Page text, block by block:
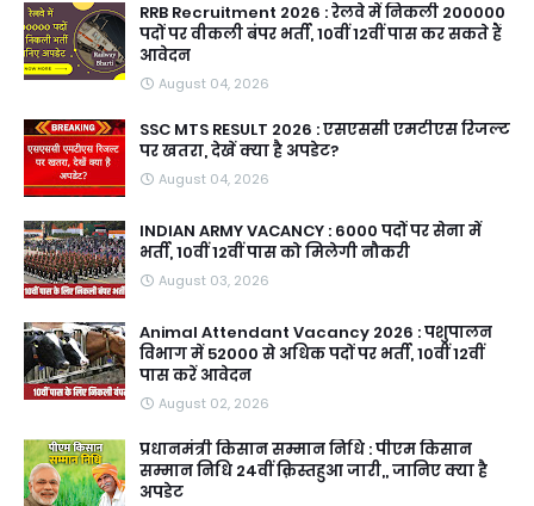
RRB Recruitment 2026 : रेलवे में निकली 200000
पदों पर वीकली बंपर भर्ती, 10वीं 12वीं पास कर सकते हैं
आवेदन
August 04, 2026
SSC MTS RESULT 2026 : एसएससी एमटीएस रिजल्ट
पर खतरा, देखें क्या है अपडेट?
August 04, 2026
INDIAN ARMY VACANCY : 6000 पदों पर सेना में
भर्ती, 10वीं 12वीं पास को मिलेगी नौकरी
August 03, 2026
Animal Attendant Vacancy 2026 : पशुपालन
विभाग में 52000 से अधिक पदों पर भर्ती, 10वीं 12वीं
पास करें आवेदन
August 02, 2026
प्रधानमंत्री किसान सम्मान निधि : पीएम किसान
सम्मान निधि 24वीं क़िस्तहुआ जारी,, जानिए क्या है
अपडेट